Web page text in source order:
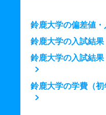
鈴鹿大学の偏差値
鈴鹿大学の入試結果
鈴鹿大学の入試結果
鈴鹿大学の学費（